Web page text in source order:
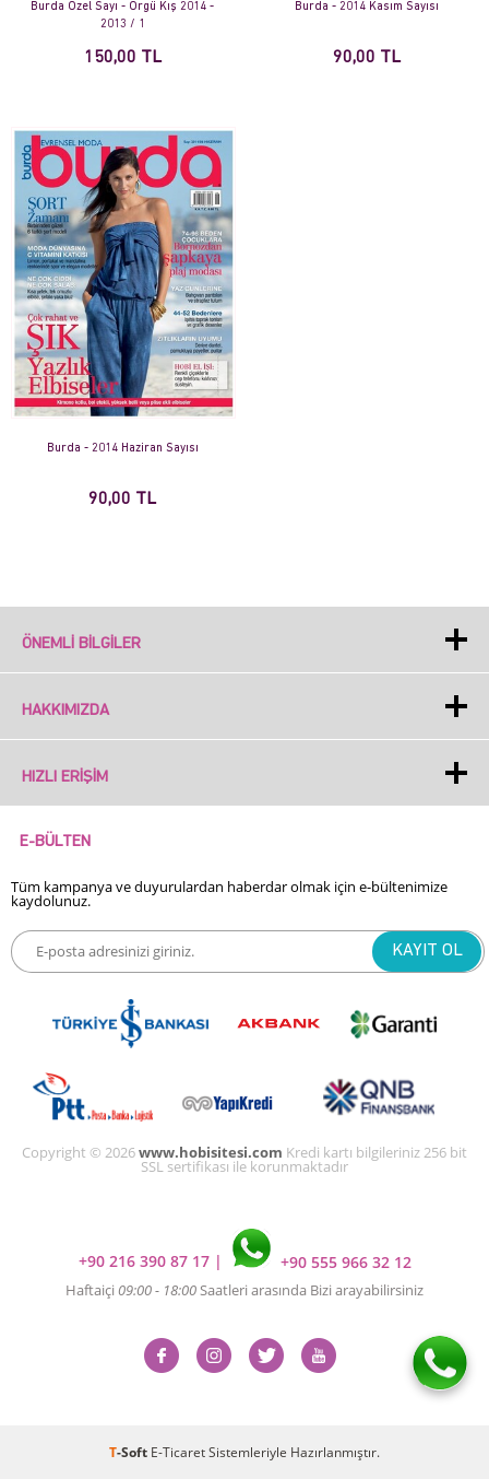
Burda Özel Sayı - Örgü Kış 2014 -
2013 / 1
150,00 TL
Burda - 2014 Kasım Sayısı
90,00 TL
Burda - 2014 Haziran Sayısı
90,00 TL
ÖNEMLI BILGILER
HAKKIMIZDA
HIZLI ERIŞIM
E-BÜLTEN
Tüm kampanya ve duyurulardan haberdar olmak için e-bültenimize
kaydolunuz.
Copyright © 2026www.hobisitesi.com Kredi kartı bilgileriniz 256 bit
SSL sertifikası ile korunmaktadır
+90 216 390 87 17 | +90 555 966 32 12
Haftaiçi 09:00 - 18:00Saatleri arasında Bizi arayabilirsiniz
T-Soft E-TicaretSistemleriyle Hazırlanmıştır.